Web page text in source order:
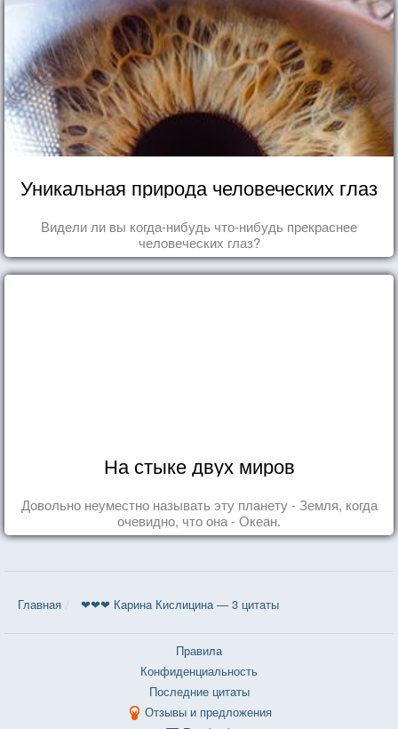
Уникальная природа человеческих глаз
Видели ли вы когда-нибудь что-нибудь прекраснее
человеческих глаз?
На стыке двух миров
Довольно неуместно называть эту планету - Земля, когда
очевидно, что она - Океан.
Главная ❤❤❤ Карина Кислицина — 3 цитаты
Правила
Конфиденциальность
Последние цитаты
Отзывы и предложения